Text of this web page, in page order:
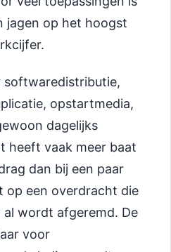
jagen op het hoogst
softwaredistributie,
opstartmedia,
dagelijks
heeft vaak meer baat
dan bij een paar
op een overdracht die
wordt afgeremd. De
voor